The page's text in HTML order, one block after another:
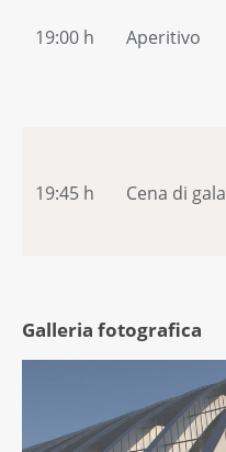
19:00 h Aperitivo
19:45 h Cena di gala
Galleria fotografica